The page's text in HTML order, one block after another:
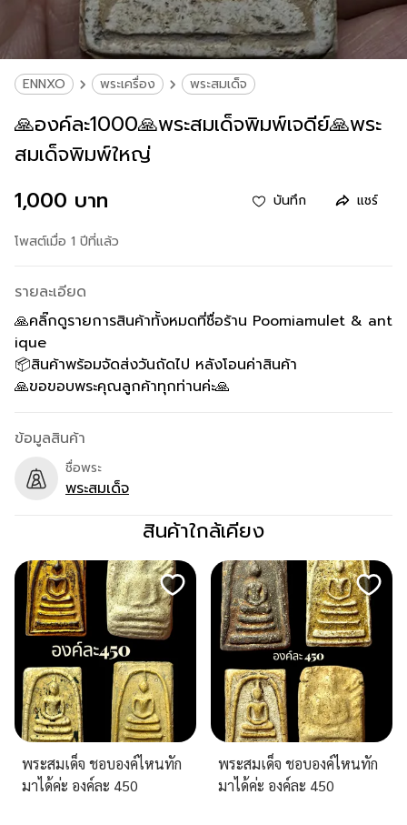
ENNXO พระเครื่อง พระสมเด็จ
🙏องค์ละ1000🙏พระสมเด็จพิมพ์เจดีย์🙏พระ
สมเด็จพิมพ์ใหญ่
1,000 บาท
บันทึก แชร์
โพสต์เมื่อ 1 ปีที่แล้ว
รายละเอียด
🙏คลิ๊กดูรายการสินค้าทั้งหมดที่ชื่อร้าน Poomiamulet & ant
ique
📦สินค้าพร้อมจัดส่งวันถัดไป หลังโอนค่าสินค้า
🙏ขอขอบพระคุณลูกค้าทุกท่านค่ะ🙏
ข้อมูลสินค้า
ชื่อพระ
พระสมเด็จ
สินค้าใกล้เคียง
พระสมเด็จ ชอบองค์ไหนทัก
มาได้ค่ะ องค์ละ 450
พระสมเด็จ ชอบองค์ไหนทัก
มาได้ค่ะ องค์ละ 450